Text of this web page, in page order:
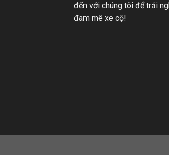
đến với chúng tôi để trải
đam mê xe cộ!